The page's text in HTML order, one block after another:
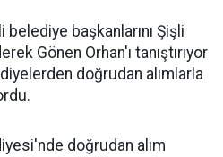
başkanlarını Şişli
Gönen Orhan'ı tanıştırıyor
doğrudan alımlarla
doğrudan alım